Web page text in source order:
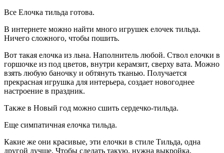
Все Елочка тильда готова.
В интернете можно найти много игрушек елочек тильда.
Ничего сложного, чтобы пошить.
Вот такая елочка из льна. Наполнитель любой. Ствол елочки в
горшочке из под цветов, внутри керамзит, сверху вата. Можно
взять любую баночку и обтянуть тканью. Получается
прекрасная игрушка для интерьера, создает новогоднее
настроение в праздник.
Также в Новый год можно сшить сердечко-тильда.
Еще симпатичная елочка тильда.
Какие же они красивые, эти елочки в стиле Тильда, одна
другой лучше. Чтобы сделать такую, нужна выкройка,